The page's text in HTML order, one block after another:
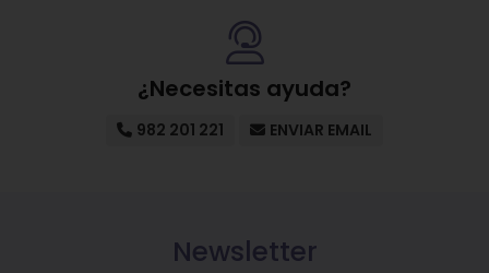
¿Necesitas ayuda?
982 201 221 ENVIAR EMAIL
Newsletter